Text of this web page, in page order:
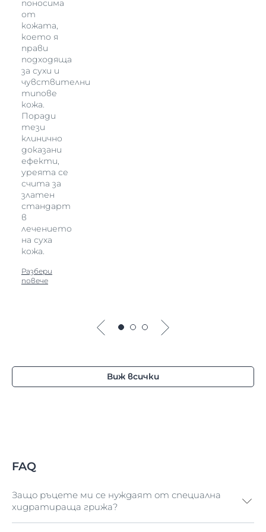
поносима
от
кожата,
което я
прави
подходяща
за сухи и
чувствителни
типове
кожа.
Поради
тези
клинично
доказани
ефекти,
уреята се
счита за
златен
стандарт
в
лечението
на суха
кожа.
Разбери
повече
Виж всички
FAQ
Защо ръцете ми се нуждаят от специална
хидратираща грижа?